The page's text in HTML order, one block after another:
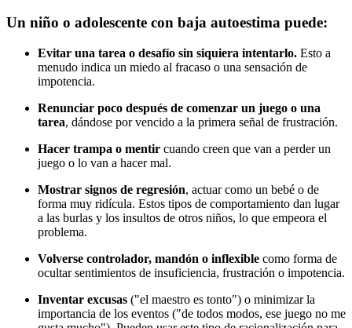
Un niño o adolescente con baja autoestima puede:
Evitar una tarea o desafío sin siquiera intentarlo. Esto a
menudo indica un miedo al fracaso o una sensación de
impotencia.
Renunciar poco después de comenzar un juego o una
tarea, dándose por vencido a la primera señal de frustración.
Hacer trampa o mentir cuando creen que van a perder un
juego o lo van a hacer mal.
Mostrar signos de regresión, actuar como un bebé o de
forma muy ridícula. Estos tipos de comportamiento dan lugar
a las burlas y los insultos de otros niños, lo que empeora el
problema.
Volverse controlador, mandón o inflexible como forma de
ocultar sentimientos de insuficiencia, frustración o impotencia.
Inventar excusas ("el maestro es tonto") o minimizar la
importancia de los eventos ("de todos modos, ese juego no me